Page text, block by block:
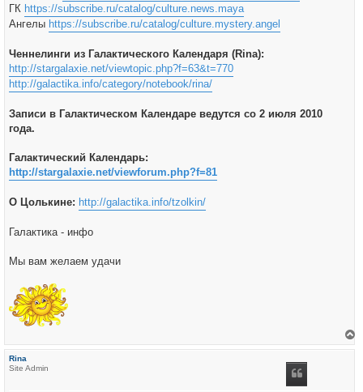
ГК https://subscribe.ru/catalog/culture.news.maya
Ангелы https://subscribe.ru/catalog/culture.mystery.angel
Ченнелинги из Галактического Календаря (Rina):
http://stargalaxie.net/viewtopic.php?f=63&t=770
http://galactika.info/category/notebook/rina/
Записи в Галактическом Календаре ведутся со 2 июля 2010
года.
Галактический Календарь:
http://stargalaxie.net/viewforum.php?f=81
О Цолькине: http://galactika.info/tzolkin/
Галактика - инфо
Мы вам желаем удачи
Rina
Site Admin